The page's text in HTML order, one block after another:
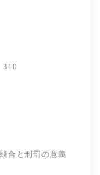
合と刑罰の意義